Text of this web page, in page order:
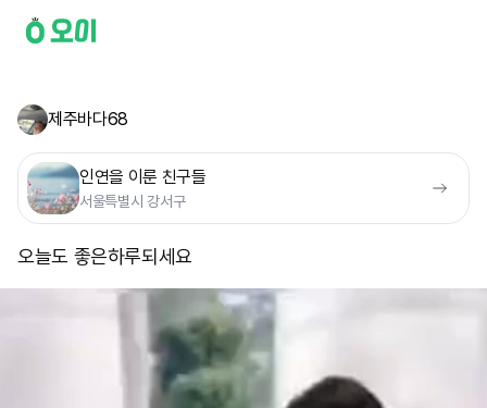
제주바다68
인연을 이룬 친구들
서울특별시 강서구
오늘도 좋은하루되세요